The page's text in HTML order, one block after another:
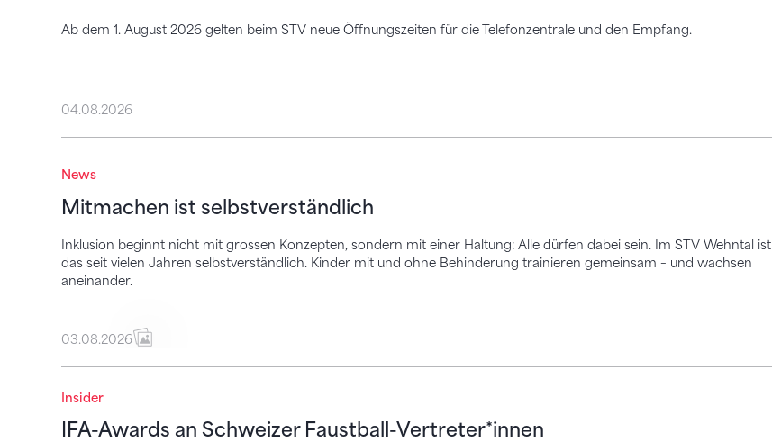
Ab dem 1. August 2026 gelten beim STV neue Öffnungszeiten für die Telefonzentrale und den Empfang.
04.08.2026
News
Mitmachen ist selbstverständlich
Inklusion beginnt nicht mit grossen Konzepten, sondern mit einer Haltung: Alle dürfen dabei sein. Im STV Wehntal ist
das seit vielen Jahren selbstverständlich. Kinder mit und ohne Behinderung trainieren gemeinsam – und wachsen
aneinander.
Mitmachen ist selbstverständlich
03.08.2026
Insider
IFA-Awards an Schweizer Faustball-Vertreter*innen
IFA-Awards an Schweizer Faustball-Vertreter*innen